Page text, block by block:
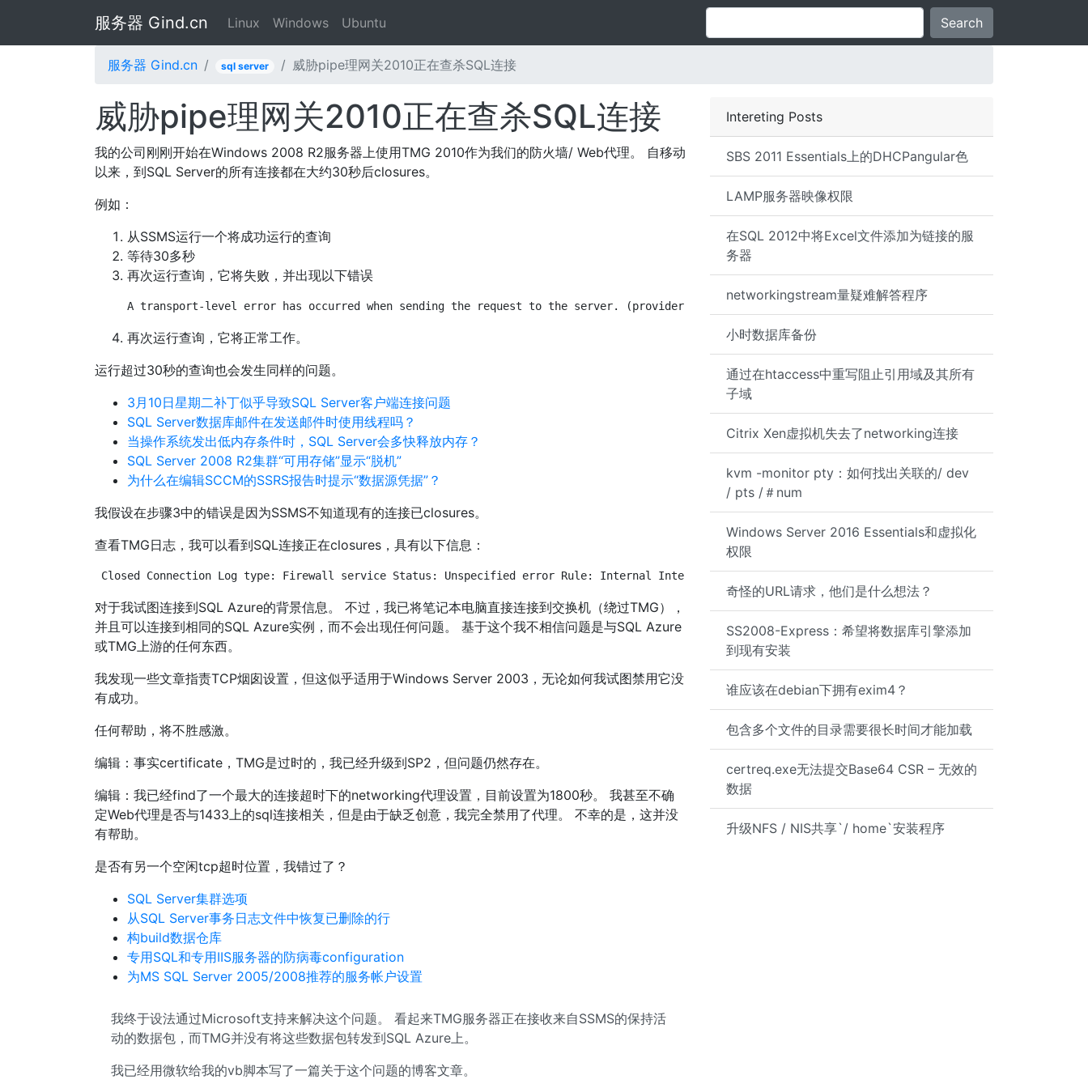
服务器 Gind.cn Linux Windows Ubuntu Search
服务器 Gind.cn sql server 威胁pipe理网关2010正在查杀SQL连接
Intereting Posts
SBS 2011 Essentials上的DHCPangular色
LAMP服务器映像权限
在SQL 2012中将Excel文件添加为链接的服
务器
networkingstream量疑难解答程序
小时数据库备份
通过在htaccess中重写阻止引用域及其所有
子域
Citrix Xen虚拟机失去了networking连接
kvm -monitor pty：如何找出关联的/ dev
/ pts /＃num
Windows Server 2016 Essentials和虚拟化
权限
奇怪的URL请求，他们是什么想法？
SS2008-Express：希望将数据库引擎添加
到现有安装
谁应该在debian下拥有exim4？
包含多个文件的目录需要很长时间才能加载
certreq.exe无法提交Base64 CSR – 无效的
数据
升级NFS / NIS共享`/ home`安装程序
威胁pipe理网关2010正在查杀SQL连接
我的公司刚刚开始在Windows 2008 R2服务器上使用TMG 2010作为我们的防火墙/ Web代理。 自移动
以来，到SQL Server的所有连接都在大约30秒后closures。
例如：
从SSMS运行一个将成功运行的查询
等待30多秒
再次运行查询，它将失败，并出现以下错误
A transport-level error has occurred when sending the request to the server. (provider: TCP Provider, error: 0 - An existing connection was
再次运行查询，它将正常工作。
运行超过30秒的查询也会发生同样的问题。
3月10日星期二补丁似乎导致SQL Server客户端连接问题
SQL Server数据库邮件在发送邮件时使用线程吗？
当操作系统发出低内存条件时，SQL Server会多快释放内存？
SQL Server 2008 R2集群“可用存储”显示“脱机”
为什么在编辑SCCM的SSRS报告时提示“数据源凭据”？
我假设在步骤3中的错误是因为SSMS不知道现有的连接已closures。
查看TMG日志，我可以看到SQL连接正在closures，具有以下信息：
Closed Connection Log type: Firewall service Status: Unspecified error Rule: Internal Internet Access Source: Internal (xx.xx.xx.xx) Destination:
对于我试图连接到SQL Azure的背景信息。 不过，我已将笔记本电脑直接连接到交换机（绕过TMG），
并且可以连接到相同的SQL Azure实例，而不会出现任何问题。 基于这个我不相信问题是与SQL Azure
或TMG上游的任何东西。
我发现一些文章指责TCP烟囱设置，但这似乎适用于Windows Server 2003，无论如何我试图禁用它没
有成功。
任何帮助，将不胜感激。
编辑：事实certificate，TMG是过时的，我已经升级到SP2，但问题仍然存在。
编辑：我已经find了一个最大的连接超时下的networking代理设置，目前设置为1800秒。 我甚至不确
定Web代理是否与1433上的sql连接相关，但是由于缺乏创意，我完全禁用了代理。 不幸的是，这并没
有帮助。
是否有另一个空闲tcp超时位置，我错过了？
SQL Server集群选项
从SQL Server事务日志文件中恢复已删除的行
构build数据仓库
专用SQL和专用IIS服务器的防病毒configuration
为MS SQL Server 2005/2008推荐的服务帐户设置
我终于设法通过Microsoft支持来解决这个问题。 看起来TMG服务器正在接收来自SSMS的保持活
动的数据包，而TMG并没有将这些数据包转发到SQL Azure上。
我已经用微软给我的vb脚本写了一篇关于这个问题的博客文章。